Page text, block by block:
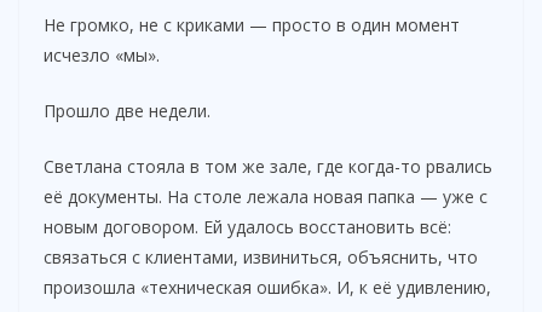
Не громко, не с криками — просто в один момент
исчезло «мы».
Прошло две недели.
Светлана стояла в том же зале, где когда-то рвались
её документы. На столе лежала новая папка — уже с
новым договором. Ей удалось восстановить всё:
связаться с клиентами, извиниться, объяснить, что
произошла «техническая ошибка». И, к её удивлению,